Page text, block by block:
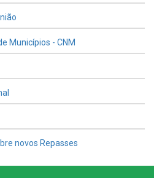
Municípios - CNM
novos Repasses